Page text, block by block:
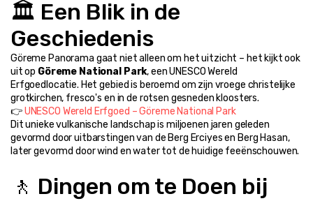
🏛️ Een Blik in de
Geschiedenis
Göreme Panorama gaat niet alleen om het uitzicht – het kijkt ook
uit op Göreme National Park, een UNESCO Wereld
Erfgoedlocatie. Het gebied is beroemd om zijn vroege christelijke
grotkirchen, fresco's en in de rotsen gesneden kloosters.
👉 UNESCO Wereld Erfgoed – Göreme National Park
Dit unieke vulkanische landschap is miljoenen jaren geleden
gevormd door uitbarstingen van de Berg Erciyes en Berg Hasan,
later gevormd door wind en water tot de huidige feeënschouwen.
🚶 Dingen om te Doen bij